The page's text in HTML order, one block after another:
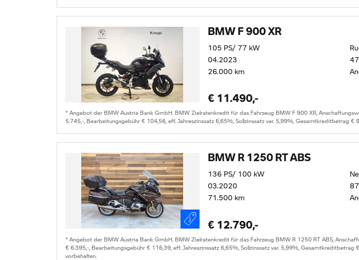
BMW F 900 XR
105 PS/ 77 kW
04.2023
26.000 km
€ 11.490,-
* Angebot der BMW Austria Bank GmbH. BMW Zielratenkredit für das Fahrzeug BMW F 900 XR,
5.745,-, Bearbeitungsgebühr € 104,56, eff. Jahreszinssatz 6,65%, Sollzinssatz var. 5,99%, Gesamtkreditbetrag
BMW R 1250 RT ABS
136 PS/ 100 kW
03.2020
71.500 km
€ 12.790,-
* Angebot der BMW Austria Bank GmbH. BMW Zielratenkredit für das Fahrzeug BMW R 1250 RT ABS,
€ 6.395,-, Bearbeitungsgebühr € 116,39, eff. Jahreszinssatz 6,65%, Sollzinssatz var. 5,99%,
vorbehalten.